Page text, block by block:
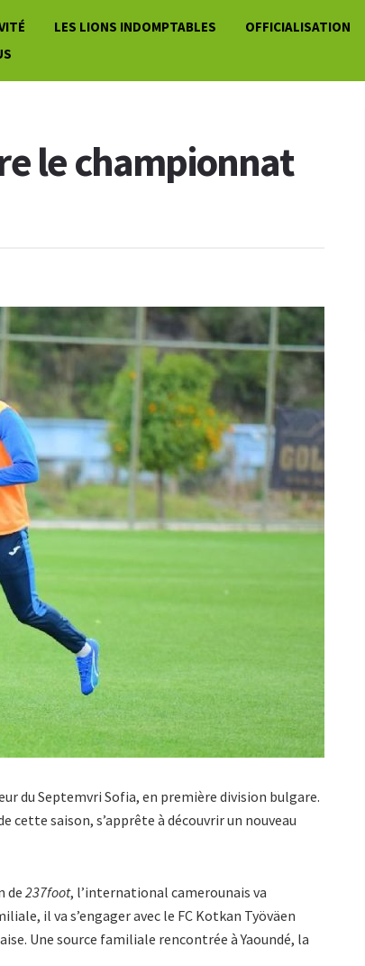
LES LIONS INDOMPTABLES OFFICIALISATION
le championnat
du Septemvri Sofia, en première division bulgare.
cette saison, s’apprête à découvrir un nouveau
de 237foot, l’international camerounais va
il va s’engager avec le FC Kotkan Työväen
Une source familiale rencontrée à Yaoundé, la